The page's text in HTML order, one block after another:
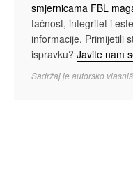
smjernicama FBL
tačnost, integritet i
informacije. Primijetili
ispravku? Javite nam
Sadržaj je autorsko